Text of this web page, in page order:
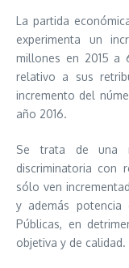
La partida
experimenta un
millones en 2015 a
relativo a sus
incremento del
año 2016.
Se trata de una
discriminatoria con
sólo ven
y además potencia
Públicas, en
objetiva y de calidad.